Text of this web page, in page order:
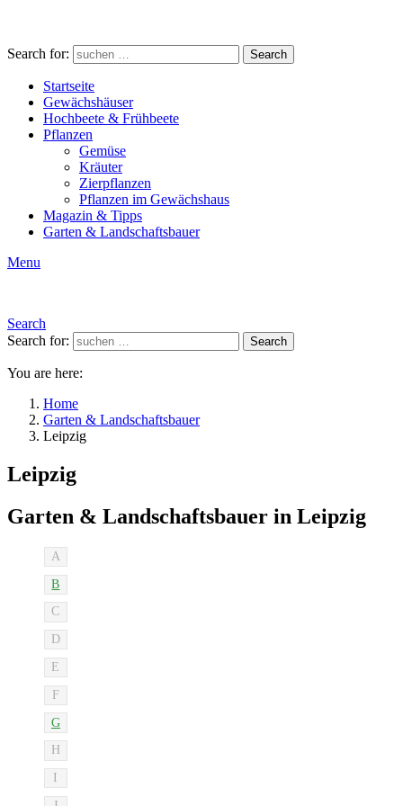
Search for: Search
Startseite
Gewächshäuser
Hochbeete & Frühbeete
Pflanzen
Gemüse
Kräuter
Zierpflanzen
Pflanzen im Gewächshaus
Magazin & Tipps
Garten & Landschaftsbauer
Menu
Search
Search for:
Search
You are here:
Home
Garten & Landschaftsbauer
Leipzig
Leipzig
Garten & Landschaftsbauer in Leipzig
A
B
C
D
E
F
G
H
I